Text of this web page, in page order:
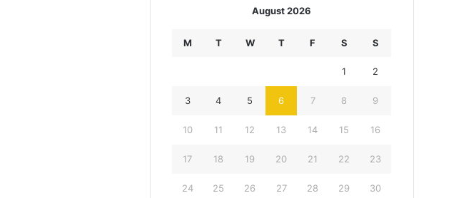
August 2026
M T W T F S S
1 2
3 4 5 6 7 8 9
10 11 12 13 14 15 16
17 18 19 20 21 22 23
24 25 26 27 28 29 30